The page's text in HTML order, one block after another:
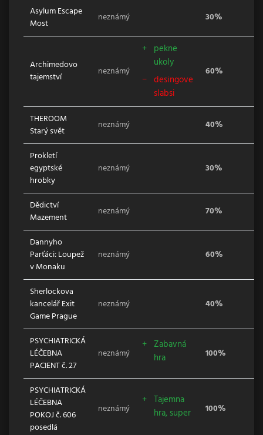
Asylum Escape
Most
neznámý 30%
Archimedovo
tajemství
neznámý
pekne
ukoly
desingove
slabsi
60%
THEROOM
Starý svět
neznámý 40%
Prokletí
egyptské
hrobky
neznámý 30%
Dědictví
Mazement
neznámý 70%
Dannyho
Parťáci: Loupež
v Monaku
neznámý 60%
Sherlockova
kancelář Exit
Game Prague
neznámý 40%
PSYCHIATRICKÁ
LÉČEBNA
PACIENT č. 27
neznámý
Zabavná
hra
100%
PSYCHIATRICKÁ
LÉČEBNA
POKOJ č. 606
posedlá
neznámý
Tajemna
hra, super
100%